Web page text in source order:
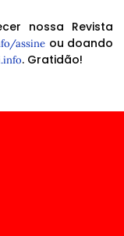
nossa Revista
assine ou doando
. Gratidão!